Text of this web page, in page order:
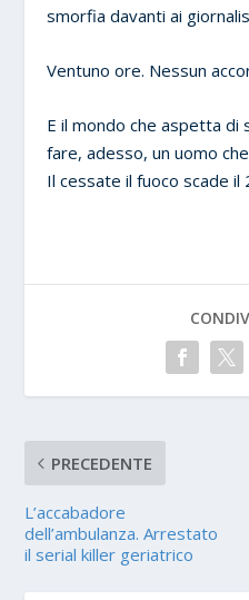
smorfia davanti ai
Ventuno ore. Nessun
E il mondo che aspetta di
fare, adesso, un uomo
Il cessate il fuoco scade il
PRECEDENTE
L’accabadore
dell’ambulanza. Arrestato
il serial killer geriatrico